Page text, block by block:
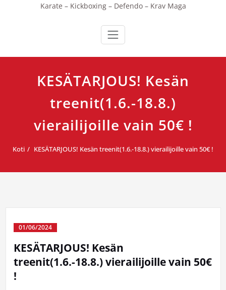
Karate – Kickboxing – Defendo – Krav Maga
KESÄTARJOUS! Kesän
treenit(1.6.-18.8.)
vierailijoille vain 50€ !
Koti KESÄTARJOUS! Kesän treenit(1.6.-18.8.) vierailijoille vain 50€ !
01/06/2024
KESÄTARJOUS! Kesän
treenit(1.6.-18.8.) vierailijoille vain 50€
!